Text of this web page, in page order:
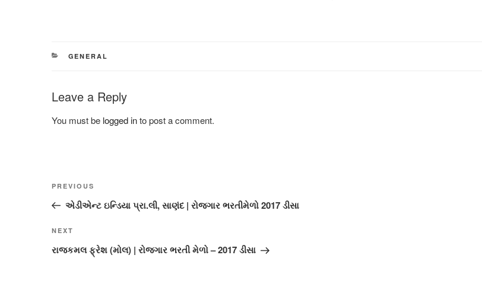
CATEGORIES
GENERAL
Leave a Reply
You must be logged into post a comment.
Post
navigation
Previous
Post
PREVIOUS
એડીએન્ટ ઇન્ડિયા પ્રા.લી, સાણંદ | રોજગાર ભરતીમેળો 2017 ડીસા
Next
Post
NEXT
રાજકમલ ફ્રેશ (મોલ) | રોજગાર ભરતી મેળો – 2017 ડીસા